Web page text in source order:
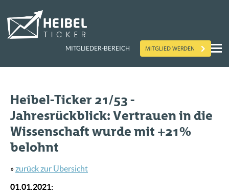
MITGLIEDER-BEREICH MITGLIED WERDEN
Heibel-Ticker 21/53 -
Jahresrückblick: Vertrauen in die
Wissenschaft wurde mit +21%
belohnt
»zurück zur Übersicht
01.01.2021: